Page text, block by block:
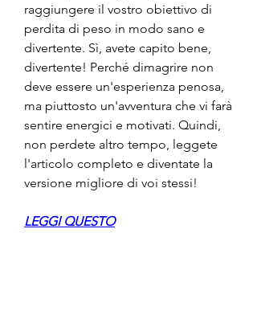
raggiungere il vostro obiettivo di
perdita di peso in modo sano e
divertente. Sì, avete capito bene,
divertente! Perché dimagrire non
deve essere un'esperienza penosa,
ma piuttosto un'avventura che vi farà
sentire energici e motivati. Quindi,
non perdete altro tempo, leggete
l'articolo completo e diventate la
versione migliore di voi stessi!
LEGGI QUESTO